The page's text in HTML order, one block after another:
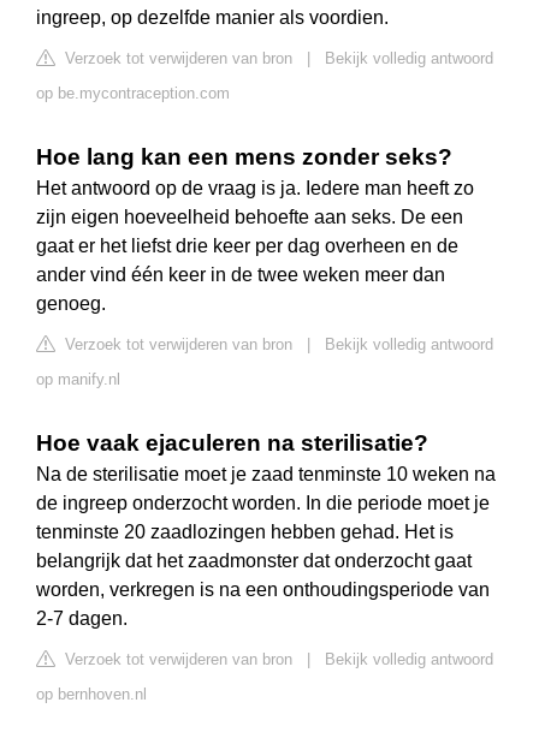
ingreep, op dezelfde manier als voordien.
Verzoek tot verwijderen van bron
Bekijk volledig antwoord
op be.mycontraception.com
Hoe lang kan een mens zonder seks?
Het antwoord op de vraag is ja. Iedere man heeft zo
zijn eigen hoeveelheid behoefte aan seks. De een
gaat er het liefst drie keer per dag overheen en de
ander vind één keer in de twee weken meer dan
genoeg.
Verzoek tot verwijderen van bron
Bekijk volledig antwoord
op manify.nl
Hoe vaak ejaculeren na sterilisatie?
Na de sterilisatie moet je zaad tenminste 10 weken na
de ingreep onderzocht worden. In die periode moet je
tenminste 20 zaadlozingen hebben gehad. Het is
belangrijk dat het zaadmonster dat onderzocht gaat
worden, verkregen is na een onthoudingsperiode van
2-7 dagen.
Verzoek tot verwijderen van bron
Bekijk volledig antwoord
op bernhoven.nl